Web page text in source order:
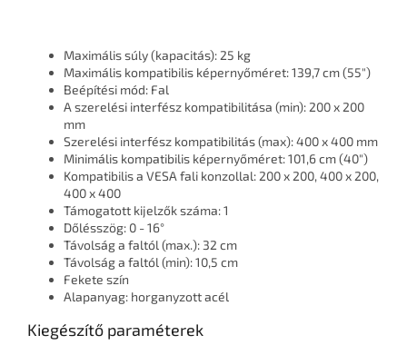
Maximális súly (kapacitás): 25 kg
Maximális kompatibilis képernyőméret: 139,7 cm (55")
Beépítési mód: Fal
A szerelési interfész kompatibilitása (min): 200 x 200
mm
Szerelési interfész kompatibilitás (max): 400 x 400 mm
Minimális kompatibilis képernyőméret: 101,6 cm (40")
Kompatibilis a VESA fali konzollal: 200 x 200, 400 x 200,
400 x 400
Támogatott kijelzők száma: 1
Dőlésszög: 0 - 16°
Távolság a faltól (max.): 32 cm
Távolság a faltól (min): 10,5 cm
Fekete szín
Alapanyag: horganyzott acél
Kiegészítő paraméterek